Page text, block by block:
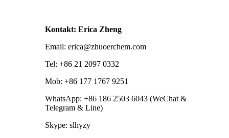
Kontakt: Erica Zheng
Email: erica@zhuoerchem.com
Tel: +86 21 2097 0332
Mob: +86 177 1767 9251
WhatsApp: +86 186 2503 6043 (WeChat &
Telegram & Line)
Skype: slhyzy